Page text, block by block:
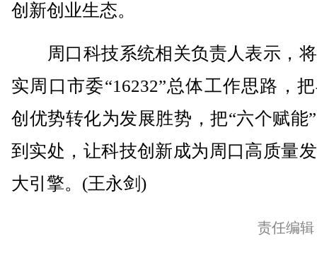
创新创业生态。
周口科技系统相关负责人表示，
实周口市委“16232”总体工作思路，
创优势转化为发展胜势，把“六个赋能
到实处，让科技创新成为周口高质量
大引擎。(王永剑)
责任编